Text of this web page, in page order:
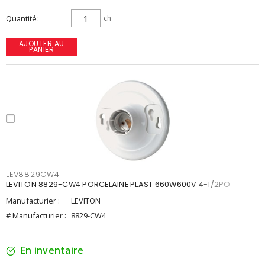
Quantité ch
AJOUTER AU
PANIER
LEV8829CW4
LEVITON 8829-CW4 PORCELAINE PLAST 660W600V 4-1/2PO
Manufacturier :
LEVITON
# Manufacturier : 8829-CW4
En inventaire